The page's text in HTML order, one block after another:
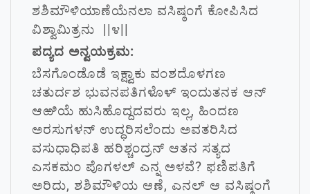
ಶಶಿಮೌಳಿಯಾಣೆಯೆನಲಾ ವಸಿಷ್ಠಂಗೆ ಕೋಪಿಸಿದ
ವಿಶ್ವಾಮಿತ್ರನು ||೪||
ಪದ್ಯದ ಅನ್ವಯಕ್ರಮ:
ಬೆಸಗೊಂಡೊಡೆ ಇಕ್ಷ್ವಾಕು ವಂಶದೊಳಗಣ
ಚತುರ್ದಶ ಭುವನಪತಿಗಳೊಳ್ ಇಂದುತನಕ ಆನ್
ಆಱಿಯೆ ಹುಸಿಹೊದ್ದದವರು ಇಲ್ಲ, ಹಿಂದಣ
ಅರಸುಗಳನ್ ಉದ್ಧರಿಸಲೆಂದು ಅವತರಿಸಿದ
ವಸುಧಾಧಿಪತಿ ಹರಿಶ್ಚಂದ್ರನ್ ಆತನ ಸತ್ಯದ
ಎಸಕಮಂ ಪೊಗಳಲ್ ಎನ್ನ ಅಳವೆ? ಫಣಿಪತಿಗೆ
ಅರಿದು, ಶಶಿಮೌಳಿಯ ಆಣೆ, ಎನಲ್ ಆ ವಸಿಷ್ಠಂಗೆ